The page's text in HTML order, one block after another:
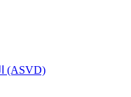
الكتاب المقدس ترجمة فانديك وسميث (ASVD)